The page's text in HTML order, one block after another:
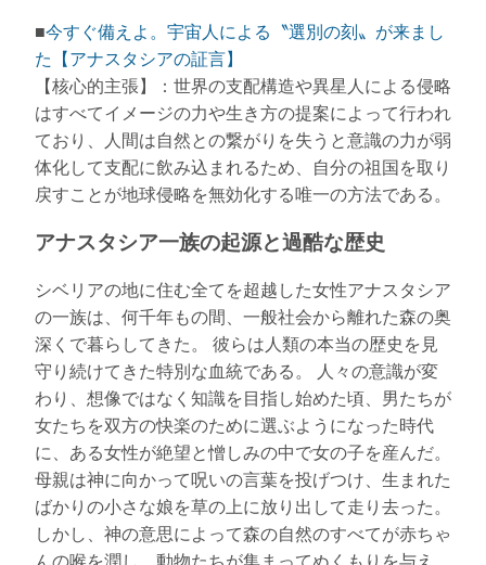
■今すぐ備えよ。宇宙人による〝選別の刻〟が来まし
た【アナスタシアの証言】
【核心的主張】：世界の支配構造や異星人による侵略
はすべてイメージの力や生き方の提案によって行われ
ており、人間は自然との繋がりを失うと意識の力が弱
体化して支配に飲み込まれるため、自分の祖国を取り
戻すことが地球侵略を無効化する唯一の方法である。
アナスタシア一族の起源と過酷な歴史
シベリアの地に住む全てを超越した女性アナスタシア
の一族は、何千年もの間、一般社会から離れた森の奥
深くで暮らしてきた。 彼らは人類の本当の歴史を見
守り続けてきた特別な血統である。 人々の意識が変
わり、想像ではなく知識を目指し始めた頃、男たちが
女たちを双方の快楽のために選ぶようになった時代
に、ある女性が絶望と憎しみの中で女の子を産んだ。
母親は神に向かって呪いの言葉を投げつけ、生まれた
ばかりの小さな娘を草の上に放り出して走り去った。
しかし、神の意思によって森の自然のすべてが赤ちゃ
んの喉を潤し、動物たちが集まってぬくもりを与え